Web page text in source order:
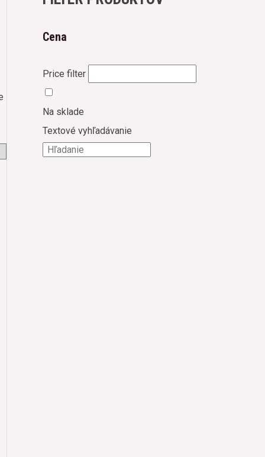
Cena
Price filter
Na sklade
Textové vyhľadávanie